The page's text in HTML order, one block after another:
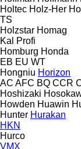
Holtec Holz-Her
TS
Holzstar Homag
Kal
Profi
Homburg Honda
EB EU WT
Hongniu Horizon
AC AFC BQ CCR
Hoshizaki
Howden Huawin
Hunter Hurakan
HKN
Hurco
VMX